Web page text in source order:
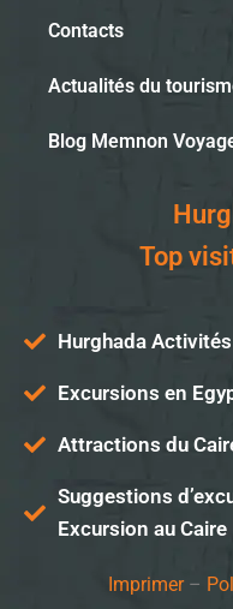
Contacts
Actualités du
Blog Memnon
Top
Hurghada
Excursions en
Attractions du
Suggestions
Excursion au Caire
Imprimer–